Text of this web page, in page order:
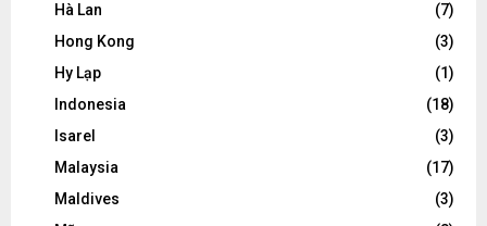
Hà Lan
(7)
Hong Kong
(3)
Hy Lạp
(1)
Indonesia
(18)
Isarel
(3)
Malaysia
(17)
Maldives
(3)